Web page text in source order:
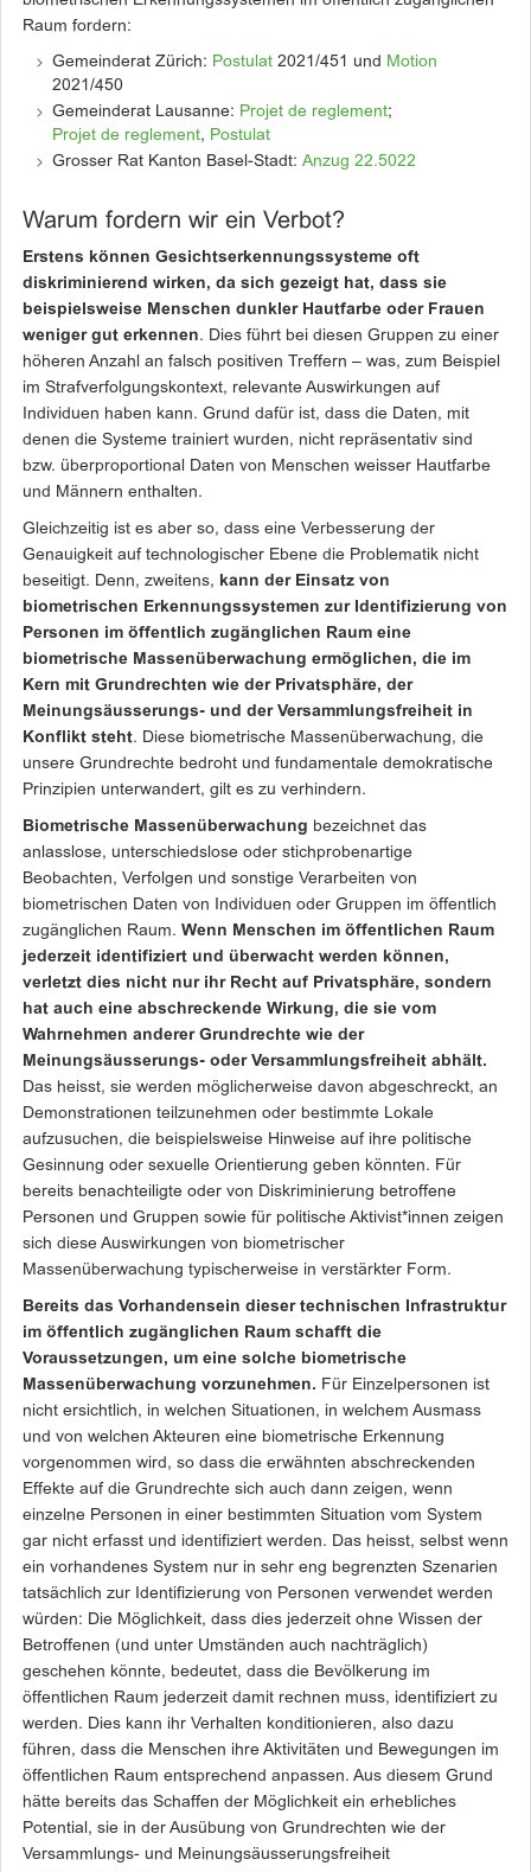
Raum fordern:
Gemeinderat Zürich: Postulat 2021/451 und
Motion
2021/450
Gemeinderat Lausanne: Projet de reglement;
Projet de reglement, Postulat
Grosser Rat Kanton Basel-Stadt: Anzug 22.5022
Warum fordern wir ein Verbot?
Erstens können Gesichtserkennungssysteme oft
diskriminierend wirken, da sich gezeigt hat, dass sie
beispielsweise Menschen dunkler Hautfarbe oder Frauen
weniger gut erkennen. Dies führt bei diesen Gruppen zu einer
höheren Anzahl an falsch positiven Treffern – was, zum Beispiel
im Strafverfolgungskontext, relevante Auswirkungen auf
Individuen haben kann. Grund dafür ist, dass die Daten, mit
denen die Systeme trainiert wurden, nicht repräsentativ sind
bzw. überproportional Daten von Menschen weisser Hautfarbe
und Männern enthalten.
Gleichzeitig ist es aber so, dass eine Verbesserung der
Genauigkeit auf technologischer Ebene die Problematik nicht
beseitigt. Denn, zweitens, kann der Einsatz von
biometrischen Erkennungssystemen zur Identifizierung von
Personen im öffentlich zugänglichen Raum eine
biometrische Massenüberwachung ermöglichen, die im
Kern mit Grundrechten wie der Privatsphäre, der
Meinungsäusserungs- und der Versammlungsfreiheit in
Konflikt steht. Diese biometrische Massenüberwachung, die
unsere Grundrechte bedroht und fundamentale demokratische
Prinzipien unterwandert, gilt es zu verhindern.
Biometrische Massenüberwachung bezeichnet das
anlasslose, unterschiedslose oder stichprobenartige
Beobachten, Verfolgen und sonstige Verarbeiten von
biometrischen Daten von Individuen oder Gruppen im öffentlich
zugänglichen Raum. Wenn Menschen im öffentlichen Raum
jederzeit identifiziert und überwacht werden können,
verletzt dies nicht nur ihr Recht auf Privatsphäre, sondern
hat auch eine abschreckende Wirkung, die sie vom
Wahrnehmen anderer Grundrechte wie der
Meinungsäusserungs- oder Versammlungsfreiheit abhält.
Das heisst, sie werden möglicherweise davon abgeschreckt, an
Demonstrationen teilzunehmen oder bestimmte Lokale
aufzusuchen, die beispielsweise Hinweise auf ihre politische
Gesinnung oder sexuelle Orientierung geben könnten. Für
bereits benachteiligte oder von Diskriminierung betroffene
Personen und Gruppen sowie für politische Aktivist*innen zeigen
sich diese Auswirkungen von biometrischer
Massenüberwachung typischerweise in verstärkter Form.
Bereits das Vorhandensein dieser technischen Infrastruktur
im öffentlich zugänglichen Raum schafft die
Voraussetzungen, um eine solche biometrische
Massenüberwachung vorzunehmen. Für Einzelpersonen ist
nicht ersichtlich, in welchen Situationen, in welchem Ausmass
und von welchen Akteuren eine biometrische Erkennung
vorgenommen wird, so dass die erwähnten abschreckenden
Effekte auf die Grundrechte sich auch dann zeigen, wenn
einzelne Personen in einer bestimmten Situation vom System
gar nicht erfasst und identifiziert werden. Das heisst, selbst wenn
ein vorhandenes System nur in sehr eng begrenzten Szenarien
tatsächlich zur Identifizierung von Personen verwendet werden
würden: Die Möglichkeit, dass dies jederzeit ohne Wissen der
Betroffenen (und unter Umständen auch nachträglich)
geschehen könnte, bedeutet, dass die Bevölkerung im
öffentlichen Raum jederzeit damit rechnen muss, identifiziert zu
werden. Dies kann ihr Verhalten konditionieren, also dazu
führen, dass die Menschen ihre Aktivitäten und Bewegungen im
öffentlichen Raum entsprechend anpassen. Aus diesem Grund
hätte bereits das Schaffen der Möglichkeit ein erhebliches
Potential, sie in der Ausübung von Grundrechten wie der
Versammlungs- und Meinungsäusserungsfreiheit